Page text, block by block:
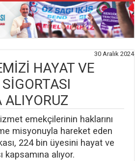
30 Aralık 2024
HAYAT VE
ALIYORUZ
emekçilerinin haklarını
misyonuyla hareket eden
224 bin üyesini hayat ve
alıyor.